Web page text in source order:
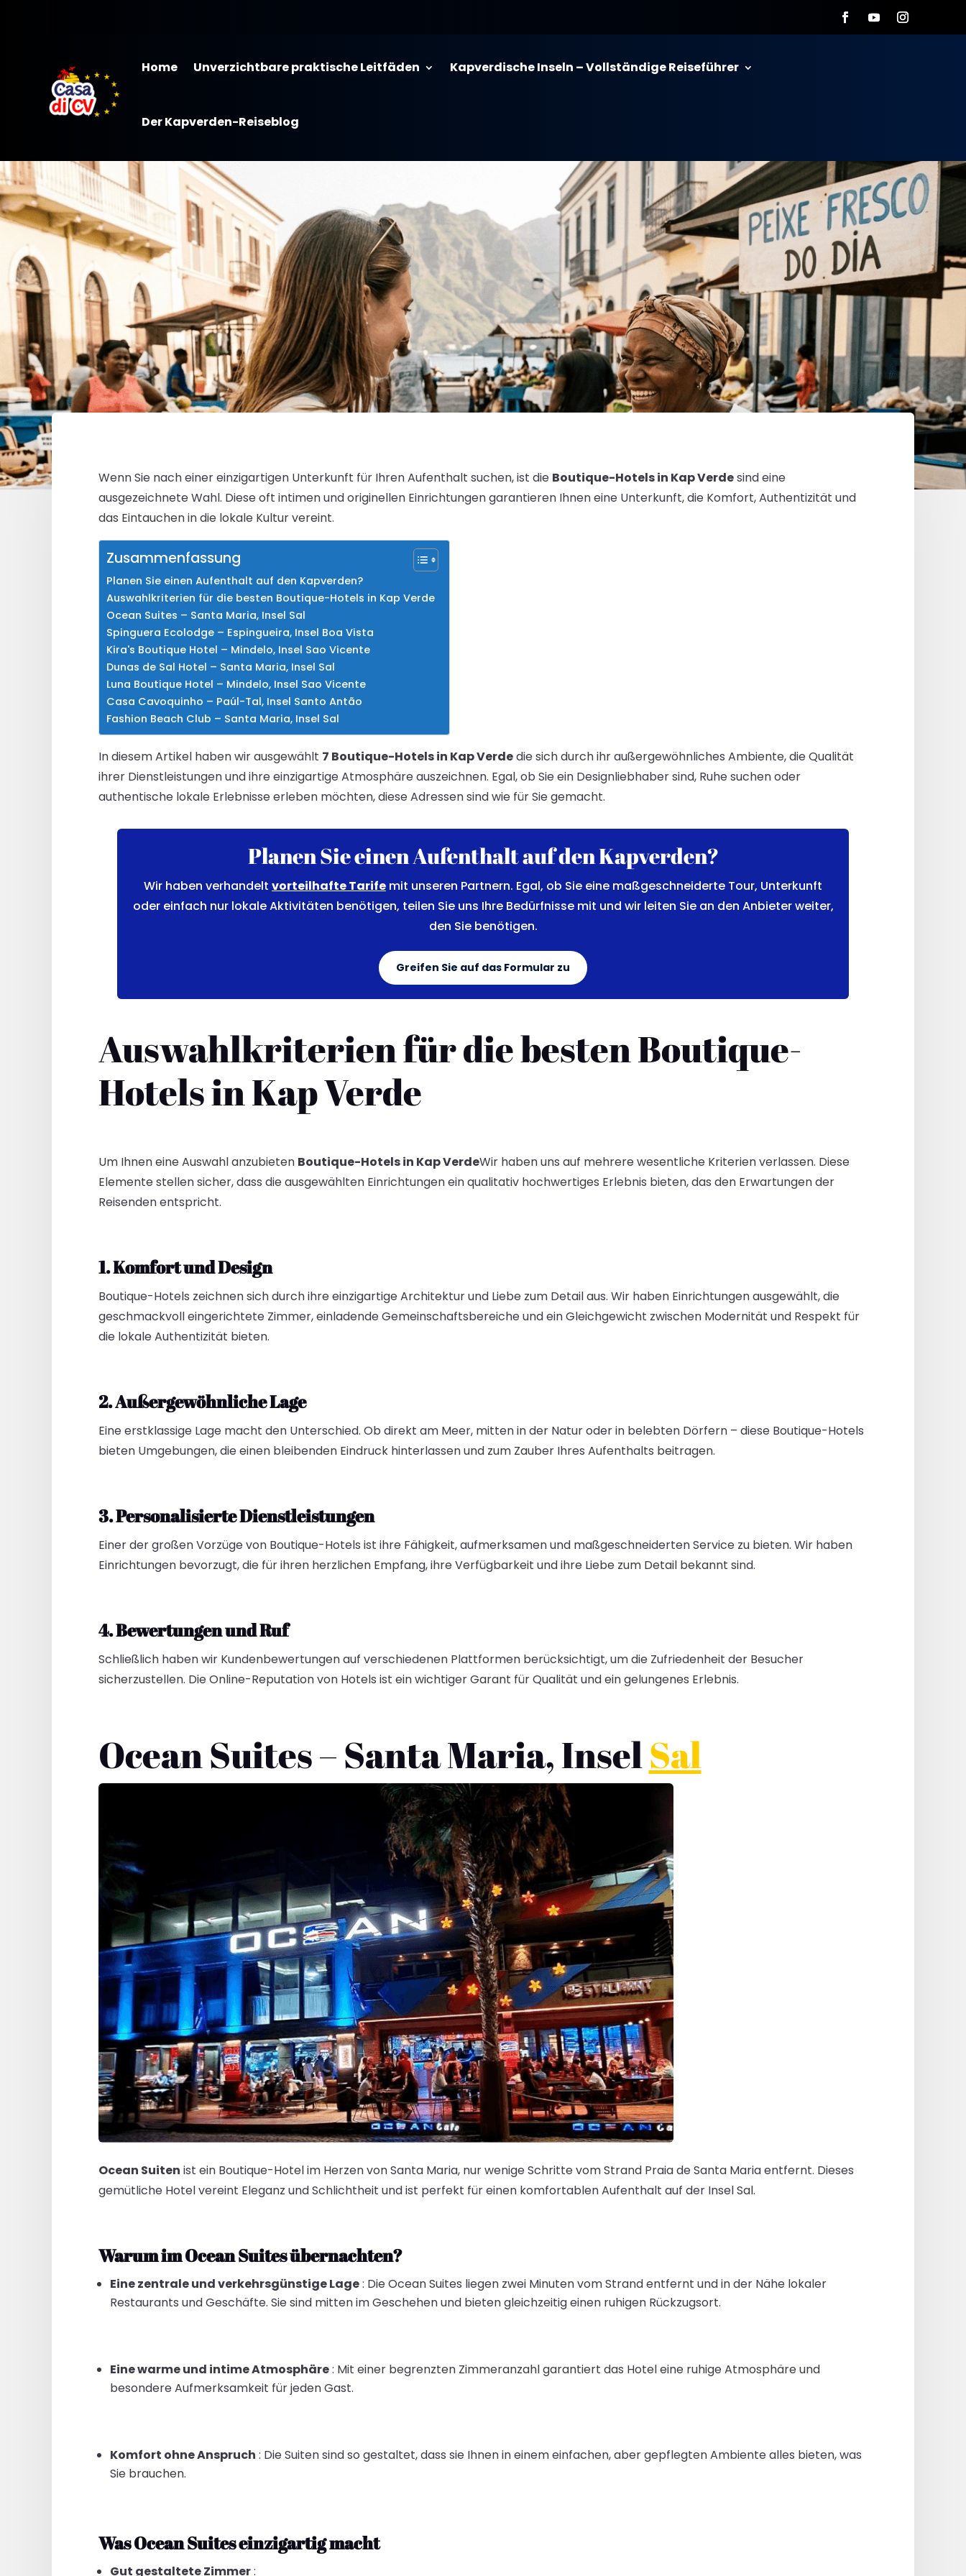
Home Unverzichtbare praktische Leitfäden Kapverdische Inseln – Vollständige Reiseführer
Der Kapverden-Reiseblog
Wenn Sie nach einer einzigartigen Unterkunft für Ihren Aufenthalt suchen, ist die Boutique-Hotels in Kap Verdesind eine
ausgezeichnete Wahl. Diese oft intimen und originellen Einrichtungen garantieren Ihnen eine Unterkunft, die Komfort, Authentizität und
das Eintauchen in die lokale Kultur vereint.
Zusammenfassung
Planen Sie einen Aufenthalt auf den Kapverden?
Auswahlkriterien für die besten Boutique-Hotels in Kap Verde
Ocean Suites – Santa Maria, Insel Sal
Spinguera Ecolodge – Espingueira, Insel Boa Vista
Kira's Boutique Hotel – Mindelo, Insel Sao Vicente
Dunas de Sal Hotel – Santa Maria, Insel Sal
Luna Boutique Hotel – Mindelo, Insel Sao Vicente
Casa Cavoquinho – Paúl-Tal, Insel Santo Antão
Fashion Beach Club – Santa Maria, Insel Sal
In diesem Artikel haben wir ausgewählt 7 Boutique-Hotels in Kap Verdedie sich durch ihr außergewöhnliches Ambiente, die Qualität
ihrer Dienstleistungen und ihre einzigartige Atmosphäre auszeichnen. Egal, ob Sie ein Designliebhaber sind, Ruhe suchen oder
authentische lokale Erlebnisse erleben möchten, diese Adressen sind wie für Sie gemacht.
Planen Sie einen Aufenthalt auf den Kapverden?
Wir haben verhandelt vorteilhafte Tarife mit unseren Partnern. Egal, ob Sie eine maßgeschneiderte Tour, Unterkunft
oder einfach nur lokale Aktivitäten benötigen, teilen Sie uns Ihre Bedürfnisse mit und wir leiten Sie an den Anbieter weiter,
den Sie benötigen.
Greifen Sie auf das Formular zu
Auswahlkriterien für die besten Boutique-
Hotels in Kap Verde
Um Ihnen eine Auswahl anzubieten Boutique-Hotels in Kap VerdeWir haben uns auf mehrere wesentliche Kriterien verlassen. Diese
Elemente stellen sicher, dass die ausgewählten Einrichtungen ein qualitativ hochwertiges Erlebnis bieten, das den Erwartungen der
Reisenden entspricht.
1. Komfort und Design
Boutique-Hotels zeichnen sich durch ihre einzigartige Architektur und Liebe zum Detail aus. Wir haben Einrichtungen ausgewählt, die
geschmackvoll eingerichtete Zimmer, einladende Gemeinschaftsbereiche und ein Gleichgewicht zwischen Modernität und Respekt für
die lokale Authentizität bieten.
2. Außergewöhnliche Lage
Eine erstklassige Lage macht den Unterschied. Ob direkt am Meer, mitten in der Natur oder in belebten Dörfern – diese Boutique-Hotels
bieten Umgebungen, die einen bleibenden Eindruck hinterlassen und zum Zauber Ihres Aufenthalts beitragen.
3. Personalisierte Dienstleistungen
Einer der großen Vorzüge von Boutique-Hotels ist ihre Fähigkeit, aufmerksamen und maßgeschneiderten Service zu bieten. Wir haben
Einrichtungen bevorzugt, die für ihren herzlichen Empfang, ihre Verfügbarkeit und ihre Liebe zum Detail bekannt sind.
4. Bewertungen und Ruf
Schließlich haben wir Kundenbewertungen auf verschiedenen Plattformen berücksichtigt, um die Zufriedenheit der Besucher
sicherzustellen. Die Online-Reputation von Hotels ist ein wichtiger Garant für Qualität und ein gelungenes Erlebnis.
Ocean Suites – Santa Maria, InselSal
Ocean Suiten ist ein Boutique-Hotel im Herzen von Santa Maria, nur wenige Schritte vom Strand Praia de Santa Maria entfernt. Dieses
gemütliche Hotel vereint Eleganz und Schlichtheit und ist perfekt für einen komfortablen Aufenthalt auf der Insel Sal.
Warum im Ocean Suites übernachten?
Eine zentrale und verkehrsgünstige Lage: Die Ocean Suites liegen zwei Minuten vom Strand entfernt und in der Nähe lokaler
Restaurants und Geschäfte. Sie sind mitten im Geschehen und bieten gleichzeitig einen ruhigen Rückzugsort.
Eine warme und intime Atmosphäre: Mit einer begrenzten Zimmeranzahl garantiert das Hotel eine ruhige Atmosphäre und
besondere Aufmerksamkeit für jeden Gast.
Komfort ohne Anspruch : Die Suiten sind so gestaltet, dass sie Ihnen in einem einfachen, aber gepflegten Ambiente alles bieten, was
Sie brauchen.
Was Ocean Suites einzigartig macht
Gut gestaltete Zimmer: